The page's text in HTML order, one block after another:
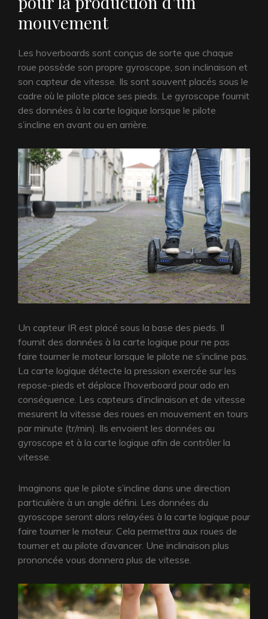
mouvement
Les hoverboards sont conçus de sorte que chaque
roue possède son propre gyroscope, son inclinaison et
son capteur de vitesse. Ils sont souvent placés sous le
cadre où le pilote place ses pieds. Le gyroscope fournit
des données à la carte logique lorsque le pilote
s’incline en avant ou en arrière.
Un capteur IR est placé sous la base des pieds. Il
fournit des données à la carte logique pour ne pas
faire tourner le moteur lorsque le pilote ne s’incline pas.
La carte logique détecte la pression exercée sur les
repose-pieds et déplace l’hoverboard pour ado en
conséquence. Les capteurs d’inclinaison et de vitesse
mesurent la vitesse des roues en mouvement en tours
par minute (tr/min). Ils envoient les données au
gyroscope et à la carte logique afin de contrôler la
vitesse.
Imaginons que le pilote s’incline dans une direction
particulière à un angle défini. Les données du
gyroscope seront alors relayées à la carte logique pour
faire tourner le moteur. Cela permettra aux roues de
tourner et au pilote d’avancer. Une inclinaison plus
prononcée vous donnera plus de vitesse.